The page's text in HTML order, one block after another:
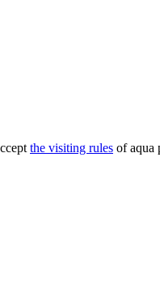
the visiting rules of aqua